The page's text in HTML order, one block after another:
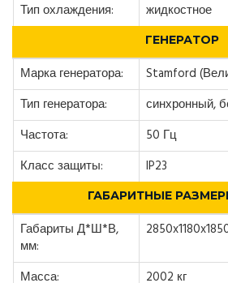
Тип охлаждения:
жидкостное
ГЕНЕРАТОР
Марка генератора:
Stamford
Тип генератора:
синхронный,
Частота:
50 Гц
Класс защиты:
IP23
ГАБАРИТНЫЕ
Габариты Д*Ш*В,
мм:
Масса: 2002 кг